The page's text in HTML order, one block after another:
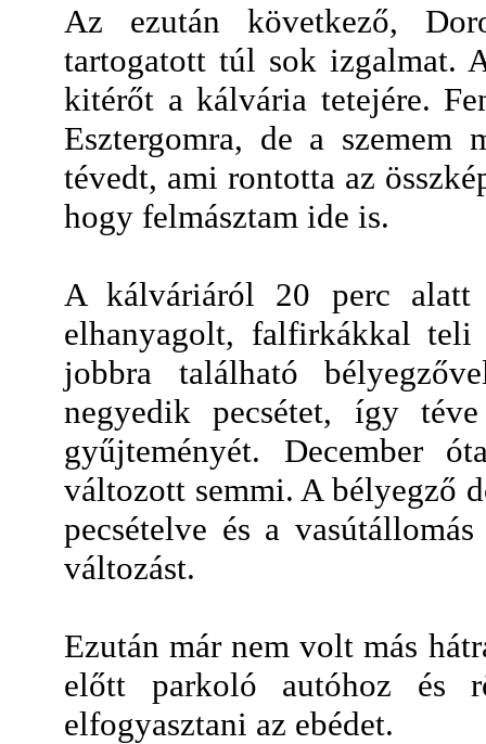
Az ezután következő,
tartogatott túl sok izgalmat.
kitérőt a kálvária tetejére.
Esztergomra, de a szemem
tévedt, ami rontotta az
hogy felmásztam ide is.
A kálváriáról 20 perc alatt
elhanyagolt, falfirkákkal
jobbra található
negyedik pecsétet, így
gyűjteményét. December
változott semmi. A bélyegző
pecsételve és a
változást.
Ezután már nem volt más
előtt parkoló autóhoz és
elfogyasztani az ebédet.